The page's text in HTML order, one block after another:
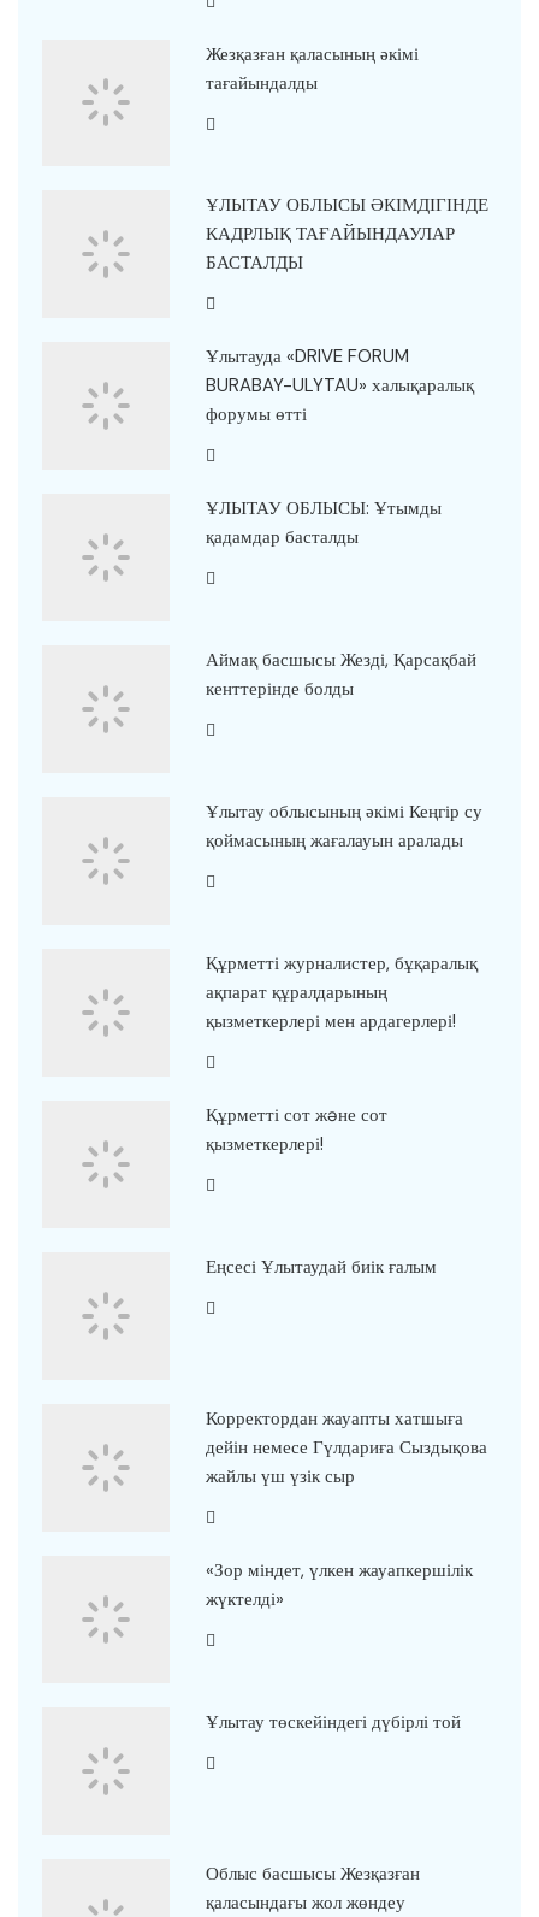
Жезқазған қаласының әкімі
тағайындалды
ҰЛЫТАУ ОБЛЫСЫ ӘКІМДІГІНДЕ
КАДРЛЫҚ ТАҒАЙЫНДАУЛАР
БАСТАЛДЫ
Ұлытауда «DRIVE FORUM
BURABAY-ULYTAU» халықаралық
форумы өтті
ҰЛЫТАУ ОБЛЫСЫ: Ұтымды
қадамдар басталды
Аймақ басшысы Жезді, Қарсақбай
кенттерінде болды
Ұлытау облысының әкімі Кеңгір су
қоймасының жағалауын аралады
Құрметті журналистер, бұқаралық
ақпарат құралдарының
қызметкерлері мен ардагерлері!
Құрметті сот жəне сот
қызметкерлері!
Еңсесі Ұлытаудай биік ғалым
Корректордан жауапты хатшыға
дейін немесе Гүлдариға Сыздықова
жайлы үш үзік сыр
«Зор міндет, үлкен жауапкершілік
жүктелді»
Ұлытау төскейіндегі дүбірлі той
Облыс басшысы Жезқазған
қаласындағы жол жөндеу